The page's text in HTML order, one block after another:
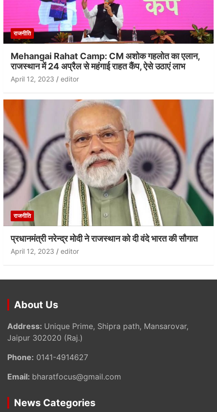
राजनीति
Mehangai Rahat Camp: CM अशोक गहलोत का एलान,
राजस्थान में 24 अप्रैल से महंगाई राहत कैंप, ऐसे उठाएं लाभ
April 12, 2023 editor
राजनीति
प्रधानमंत्री नरेन्द्र मोदी ने राजस्थान को दी वंदे भारत की सौगात
April 12, 2023 editor
About Us
Address: Unique Prime, Shipra path, Mansarovar,
Jaipur 302020 (Raj.)
Phone: 0141-4914627
Email: bharatfocus@gmail.com
News Categories